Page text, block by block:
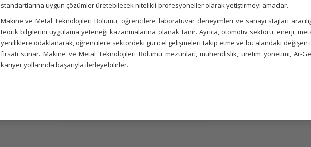
standartlarına uygun çözümler üretebilecek nitelikli profesyoneller olarak yetiştirmeyi amaçlar.
Makine ve Metal Teknolojileri Bölümü, öğrencilere laboratuvar deneyimleri ve sanayi stajları
teorik bilgilerini uygulama yeteneği kazanmalarına olanak tanır. Ayrıca, otomotiv sektörü, enerji,
yeniliklere odaklanarak, öğrencilere sektördeki güncel gelişmeleri takip etme ve bu alandaki
fırsatı sunar. Makine ve Metal Teknolojileri Bölümü mezunları, mühendislik, üretim yönetimi, Ar-
kariyer yollarında başarıyla ilerleyebilirler.